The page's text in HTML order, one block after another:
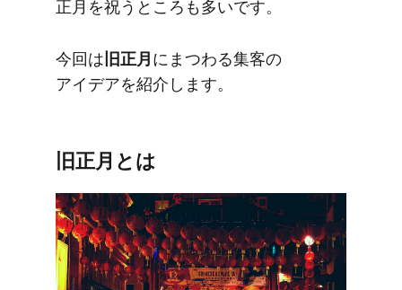
正月を​祝う​ところも​多いです。
今回は ​旧正月に​まつわる​集客の​
アイデアを​紹介します。
旧正月とは